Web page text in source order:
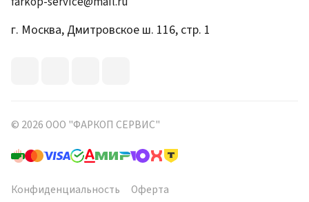
г. Москва, Дмитровское ш. 116, стр. 1
© 2026 ООО "ФАРКОП СЕРВИС"
Конфиденциальность Оферта